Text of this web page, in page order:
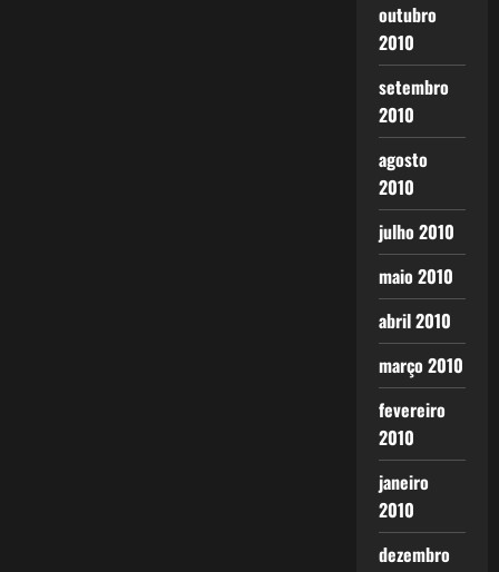
outubro
2010
setembro
2010
agosto
2010
julho 2010
maio 2010
abril 2010
março 2010
fevereiro
2010
janeiro
2010
dezembro